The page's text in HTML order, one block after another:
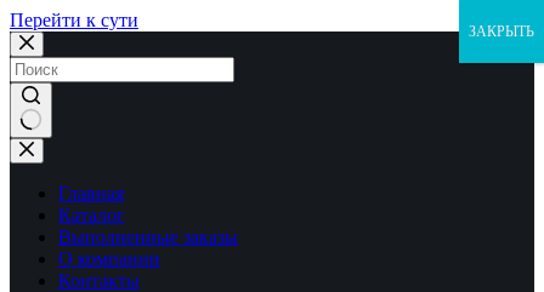
Перейти к сути
Ничего
не
найденоГлавная
Каталог
Выполненные заказы
О компании
Контакты
ЗАКРЫТЬ